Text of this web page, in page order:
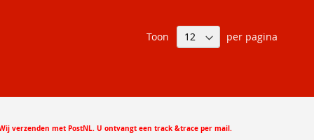
Toon per pagina
verzenden met PostNL. U ontvangt een track &trace per mail.